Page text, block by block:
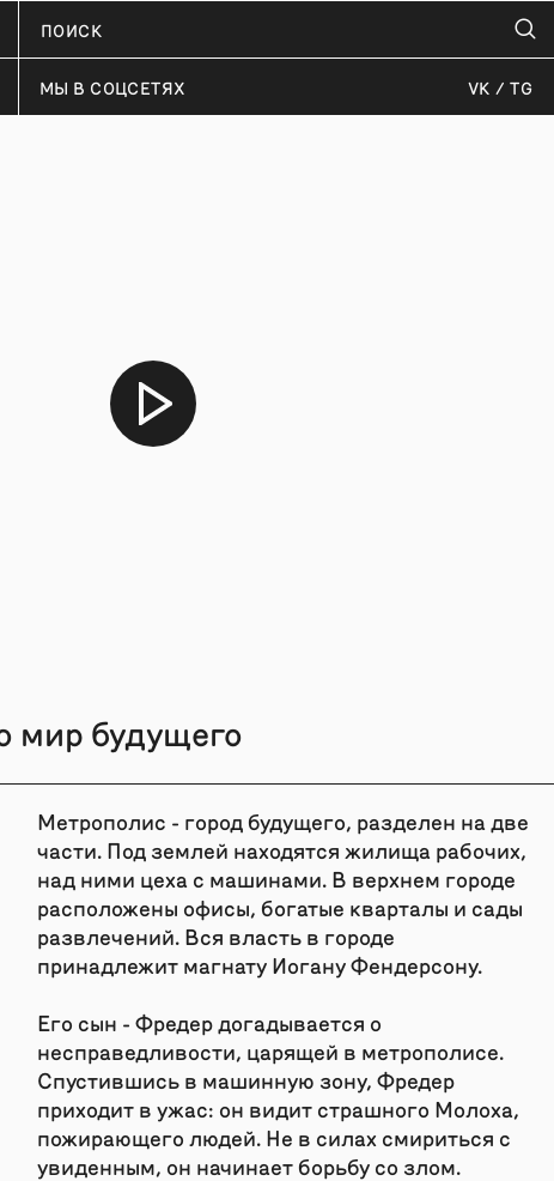
МЫ В СОЦСЕТЯХ VK TG
мир будущего
Метрополис - город будущего, разделен на две
части. Под землей находятся жилища рабочих,
над ними цеха с машинами. В верхнем городе
расположены офисы, богатые кварталы и сады
развлечений. Вся власть в городе
принадлежит магнату Иогану Фендерсону.
Его сын - Фредер догадывается о
несправедливости, царящей в метрополисе.
Спустившись в машинную зону, Фредер
приходит в ужас: он видит страшного Молоха,
пожирающего людей. Не в силах смириться с
увиденным, он начинает борьбу со злом.